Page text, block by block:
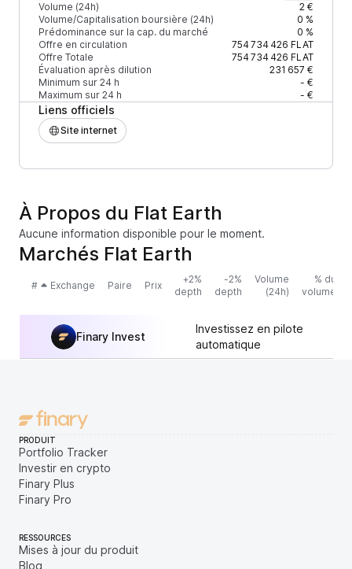
Volume (24h)
2 €
Volume/Capitalisation boursière (24h)
0 %
Prédominance sur la cap. du marché
0 %
Offre en circulation
754 734 426 FLAT
Offre Totale
754 734 426 FLAT
Évaluation après dilution
231 657 €
Minimum sur 24 h
- €
Maximum sur 24 h
- €
Liens officiels
Site internet
À Propos du Flat Earth
Aucune information disponible pour le moment.
Marchés Flat Earth
# Exchange Paire Prix
+2%
depth
-2%
depth
Volume
(24h)
% du
volume
Finary Invest
Investissez en pilote
automatique
PRODUIT
Portfolio Tracker
Investir en crypto
Finary Plus
Finary Pro
RESSOURCES
Mises à jour du produit
Blog